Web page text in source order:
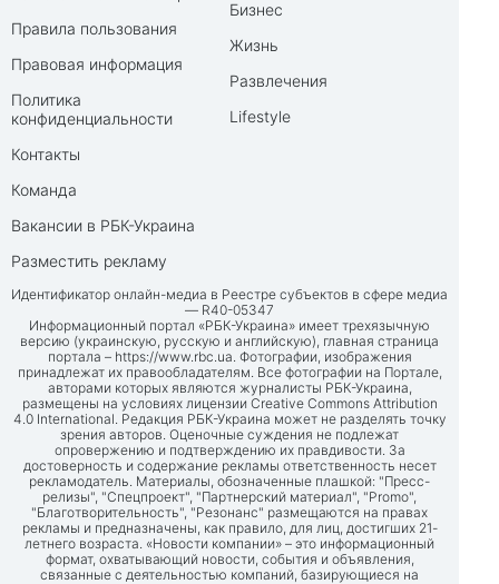
Правила пользования
Правовая информация
Политика
конфиденциальности
Контакты
Команда
Вакансии в РБК-Украина
Разместить рекламу
Бизнес
Жизнь
Развлечения
Lifestyle
Идентификатор онлайн-медиа в Реестре субъектов в сфере медиа
— R40-05347
Информационный портал «РБК-Украина» имеет трехязычную
версию (украинскую, русскую и английскую), главная страница
портала – https://www.rbc.ua. Фотографии, изображения
принадлежат их правообладателям. Все фотографии на Портале,
авторами которых являются журналисты РБК-Украина,
размещены на условиях лицензии Creative Commons Attribution
4.0 International. Редакция РБК-Украина может не разделять точку
зрения авторов. Оценочные суждения не подлежат
опровержению и подтверждению их правдивости. За
достоверность и содержание рекламы ответственность несет
рекламодатель. Материалы, обозначенные плашкой: "Пресс-
релизы", "Спецпроект", "Партнерский материал", "Promo",
"Благотворительность", "Резонанс" размещаются на правах
рекламы и предназначены, как правило, для лиц, достигших 21-
летнего возраста. «Новости компании» – это информационный
формат, охватывающий новости, события и объявления,
связанные с деятельностью компаний, базирующиеся на